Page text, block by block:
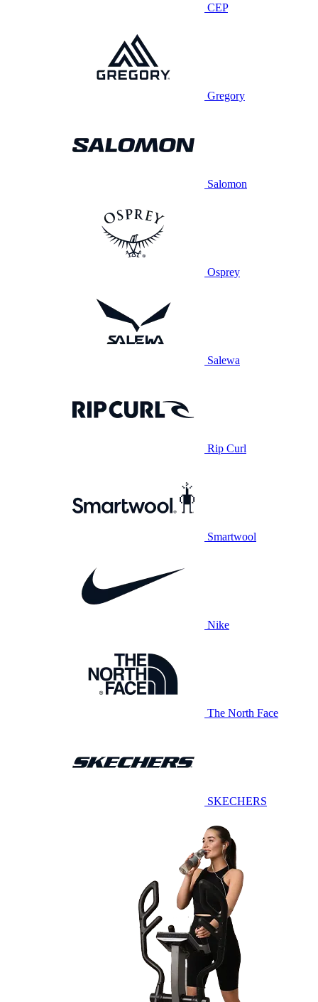
CEP
Gregory
Salomon
Osprey
Salewa
Rip Curl
Smartwool
Nike
The North Face
SKECHERS